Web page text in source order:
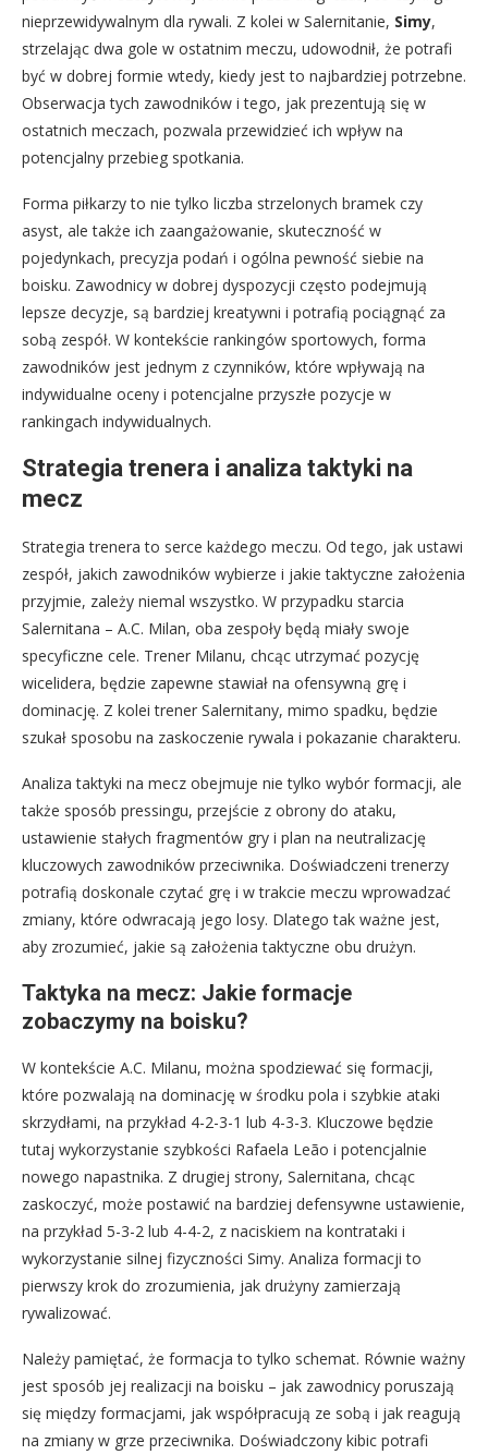
nieprzewidywalnym dla rywali. Z kolei w Salernitanie, Simy,
strzelając dwa gole w ostatnim meczu, udowodnił, że potrafi
być w dobrej formie wtedy, kiedy jest to najbardziej potrzebne.
Obserwacja tych zawodników i tego, jak prezentują się w
ostatnich meczach, pozwala przewidzieć ich wpływ na
potencjalny przebieg spotkania.
Forma piłkarzy to nie tylko liczba strzelonych bramek czy
asyst, ale także ich zaangażowanie, skuteczność w
pojedynkach, precyzja podań i ogólna pewność siebie na
boisku. Zawodnicy w dobrej dyspozycji często podejmują
lepsze decyzje, są bardziej kreatywni i potrafią pociągnąć za
sobą zespół. W kontekście rankingów sportowych, forma
zawodników jest jednym z czynników, które wpływają na
indywidualne oceny i potencjalne przyszłe pozycje w
rankingach indywidualnych.
Strategia trenera i analiza taktyki na
mecz
Strategia trenera to serce każdego meczu. Od tego, jak ustawi
zespół, jakich zawodników wybierze i jakie taktyczne założenia
przyjmie, zależy niemal wszystko. W przypadku starcia
Salernitana – A.C. Milan, oba zespoły będą miały swoje
specyficzne cele. Trener Milanu, chcąc utrzymać pozycję
wicelidera, będzie zapewne stawiał na ofensywną grę i
dominację. Z kolei trener Salernitany, mimo spadku, będzie
szukał sposobu na zaskoczenie rywala i pokazanie charakteru.
Analiza taktyki na mecz obejmuje nie tylko wybór formacji, ale
także sposób pressingu, przejście z obrony do ataku,
ustawienie stałych fragmentów gry i plan na neutralizację
kluczowych zawodników przeciwnika. Doświadczeni trenerzy
potrafią doskonale czytać grę i w trakcie meczu wprowadzać
zmiany, które odwracają jego losy. Dlatego tak ważne jest,
aby zrozumieć, jakie są założenia taktyczne obu drużyn.
Taktyka na mecz: Jakie formacje
zobaczymy na boisku?
W kontekście A.C. Milanu, można spodziewać się formacji,
które pozwalają na dominację w środku pola i szybkie ataki
skrzydłami, na przykład 4-2-3-1 lub 4-3-3. Kluczowe będzie
tutaj wykorzystanie szybkości Rafaela Leão i potencjalnie
nowego napastnika. Z drugiej strony, Salernitana, chcąc
zaskoczyć, może postawić na bardziej defensywne ustawienie,
na przykład 5-3-2 lub 4-4-2, z naciskiem na kontrataki i
wykorzystanie silnej fizyczności Simy. Analiza formacji to
pierwszy krok do zrozumienia, jak drużyny zamierzają
rywalizować.
Należy pamiętać, że formacja to tylko schemat. Równie ważny
jest sposób jej realizacji na boisku – jak zawodnicy poruszają
się między formacjami, jak współpracują ze sobą i jak reagują
na zmiany w grze przeciwnika. Doświadczony kibic potrafi